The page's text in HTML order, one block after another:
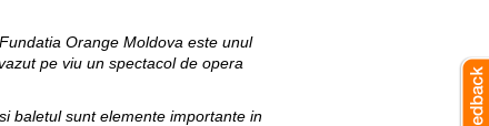
Orange Moldova este unul
pe viu un spectacol de opera
baletul sunt elemente importante in